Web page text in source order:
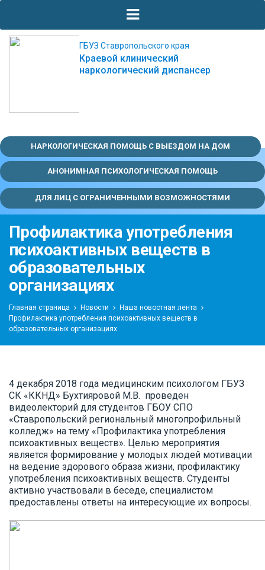
ГБУЗ Ставропольского края
Краевой клинический
наркологический диспансер
НАРКОЛОГИЧЕСКАЯ ПОМОЩЬ С ВЫЕЗДОМ НА ДОМ
АНОНИМНАЯ ПСИХОЛОГИЧЕСКАЯ ПОМОЩЬ
ДЛЯ ЛИЦ С ОГРАНИЧЕННЫМИ ВОЗМОЖНОСТЯМИ
Профилактика употребления
психоактивных веществ в
образовательных
организациях
Главная страница Новости
Наша новостная лента
Профилактика употребления психоактивных веществ в
образовательных организациях
4 декабря 2018 года медицинским психологом ГБУЗ
СК «ККНД» Бухтияровой М.В. проведен
видеолекторий для студентов ГБОУ СПО
«Ставропольский региональный многопрофильный
колледж» на тему «Профилактика употребления
психоактивных веществ». Целью мероприятия
является формирование у молодых людей мотивации
на ведение здорового образа жизни, профилактику
употребления психоактивных веществ. Студенты
активно участвовали в беседе, специалистом
предоставлены ответы на интересующие их вопросы.